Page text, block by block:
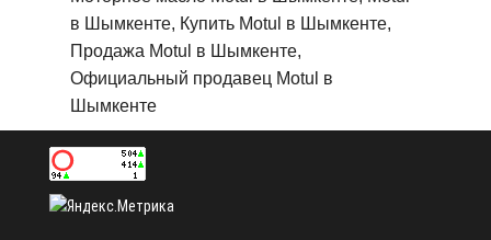
в Шымкенте, Купить Motul в Шымкенте,
Продажа Motul в Шымкенте,
Официальный продавец Motul в
Шымкенте